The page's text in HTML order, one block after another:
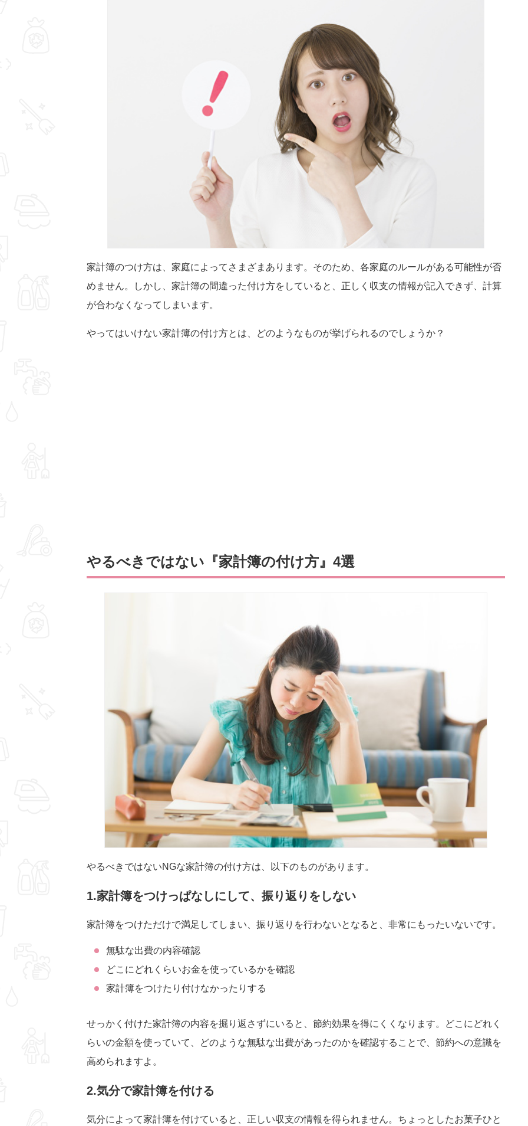
家計簿のつけ方は、家庭によってさまざまあります。そのため、各家庭のルールがある可能性が否
めません。しかし、家計簿の間違った付け方をしていると、正しく収支の情報が記入できず、計算
が合わなくなってしまいます。
やってはいけない家計簿の付け方とは、どのようなものが挙げられるのでしょうか？
やるべきではない『家計簿の付け方』4選
やるべきではないNGな家計簿の付け方は、以下のものがあります。
1.家計簿をつけっぱなしにして、振り返りをしない
家計簿をつけただけで満足してしまい、振り返りを行わないとなると、非常にもったいないです。
無駄な出費の内容確認
どこにどれくらいお金を使っているかを確認
家計簿をつけたり付けなかったりする
せっかく付けた家計簿の内容を掘り返さずにいると、節約効果を得にくくなります。どこにどれく
らいの金額を使っていて、どのような無駄な出費があったのかを確認することで、節約への意識を
高められますよ。
2.気分で家計簿を付ける
気分によって家計簿を付けていると、正しい収支の情報を得られません。ちょっとしたお菓子ひと